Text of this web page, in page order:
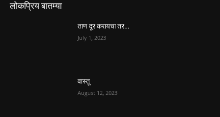
लोकप्रिय बातम्या
ताण दूर करायचा तर…
July 1, 2023
वास्तू
August 12, 2023